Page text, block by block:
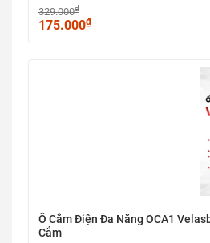
329.000₫
175.000₫
Ổ Cắm Điện Đa Năng OCA1
Cắm